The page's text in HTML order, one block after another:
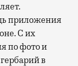
приложения
С их
по фото и
в